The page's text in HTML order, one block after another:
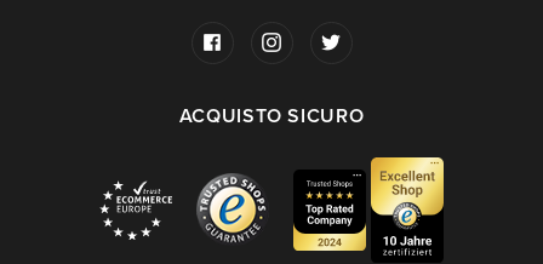
ACQUISTO SICURO